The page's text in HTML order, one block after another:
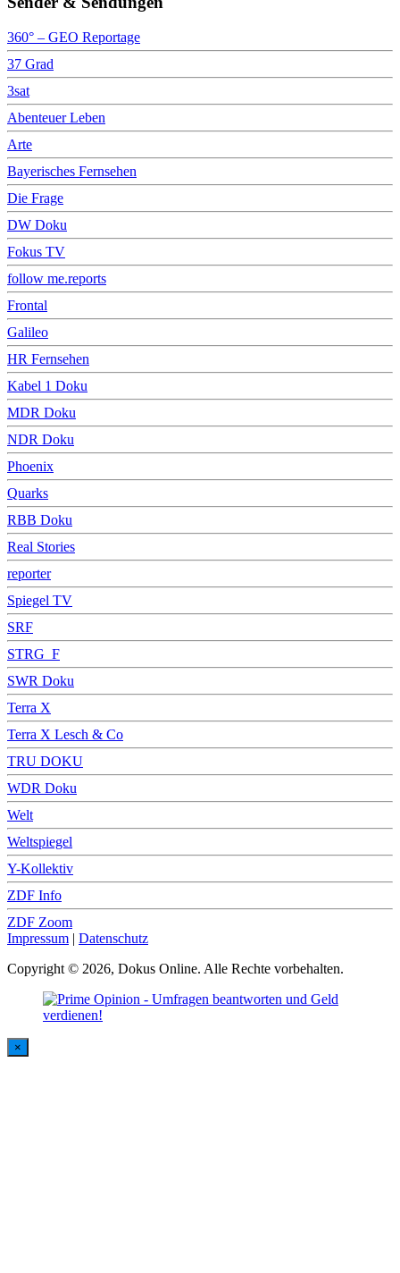
360° – GEO Reportage
37 Grad
3sat
Abenteuer Leben
Arte
Bayerisches Fernsehen
Die Frage
DW Doku
Fokus TV
follow me.reports
Frontal
Galileo
HR Fernsehen
Kabel 1 Doku
MDR Doku
NDR Doku
Phoenix
Quarks
RBB Doku
Real Stories
reporter
Spiegel TV
SRF
STRG_F
SWR Doku
Terra X
Terra X Lesch & Co
TRU DOKU
WDR Doku
Welt
Weltspiegel
Y-Kollektiv
ZDF Info
ZDF Zoom
Impressum | Datenschutz
Copyright © 2026, Dokus Online. Alle Rechte vorbehalten.
×